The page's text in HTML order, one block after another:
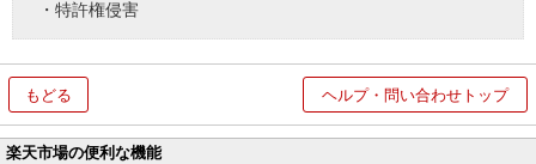
・特許権侵害
もどる ヘルプ・問い合わせトップ
楽天市場の便利な機能